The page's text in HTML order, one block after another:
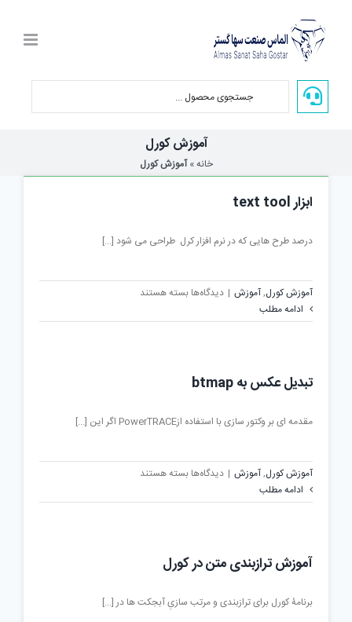
content
آموزش کورل
خانه»آموزش کورل
ابزار text tool
درصد طرح هایی که در نرم افزار کرل طراحی می شود [...]
آموزش کورل,آموزش | دیدگاه‌ها برای
text
بسته هستند
ادامه مطلب
تبدیل عکس به btmap
مقدمه ای بر وکتور سازی با استفاده ازPowerTRACE اگر این [...]
آموزش کورل,آموزش | دیدگاه‌ها برای
عکس
بسته هستند
ادامه مطلب
آموزش ترازبندی متن در کورل
برنامۀ کورل برای ترازبندی و مرتب سازیِ آبجکت ها در [...]